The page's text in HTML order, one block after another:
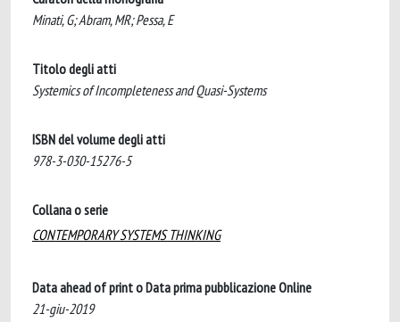
Minati, G; Abram, MR; Pessa, E
Titolo degli atti
Systemics of Incompleteness and Quasi-Systems
ISBN del volume degli atti
978-3-030-15276-5
Collana o serie
CONTEMPORARY SYSTEMS THINKING
Data ahead of print o Data prima pubblicazione Online
21-giu-2019